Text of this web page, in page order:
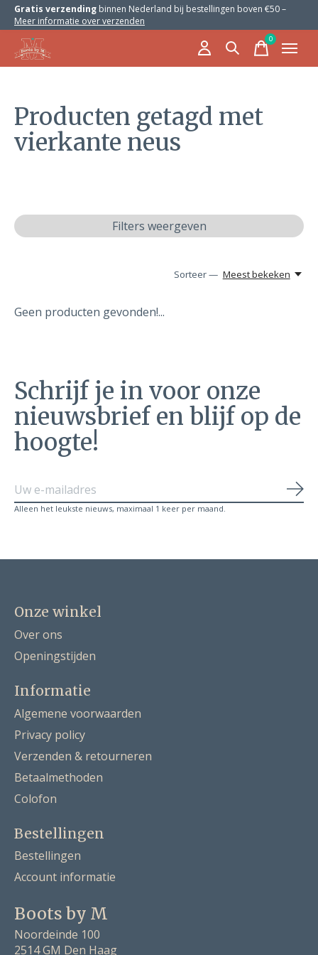
Gratis verzending binnen Nederland bij bestellingen boven €50 –
Meer informatie over verzenden
0items
Producten getagd met
vierkante neus
Filters weergeven
Sorteer — Meest bekeken
Geen producten gevonden!...
Schrijf je in voor onze
nieuwsbrief en blijf op de
hoogte!
Alleen het leukste nieuws, maximaal 1 keer per maand.
Onze winkel
Over ons
Openingstijden
Informatie
Algemene voorwaarden
Privacy policy
Verzenden & retourneren
Betaalmethoden
Colofon
Bestellingen
Bestellingen
Account informatie
Boots by M
Noordeinde 100
2514 GM Den Haag